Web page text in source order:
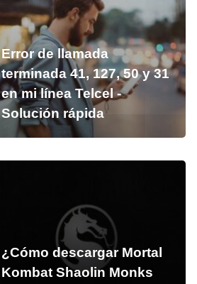
Error de llamada
terminada 41, 127, 50 y 31
en mi línea Telcel -
Solución rápida
¿Cómo descargar Mortal
Kombat Shaolin Monks